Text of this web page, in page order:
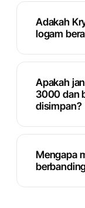
Adakah
logam
Apakah
3000 dan
disimpan?
Mengapa